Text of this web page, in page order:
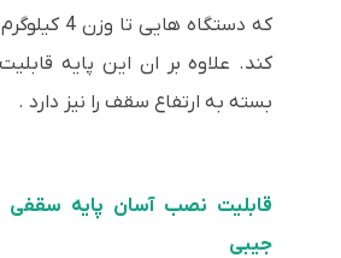
که دستگاه
کند. علاوه بر ان این پایه
بسته به ارتفاع سقف را نیز دارد .
قابلیت نصب آسان پایه سقفی
جیبی